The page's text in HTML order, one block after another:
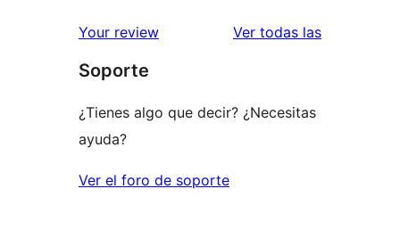
Your review Ver todas las
Soporte
¿Tienes algo que decir? ¿Necesitas
ayuda?
Ver el foro de soporte